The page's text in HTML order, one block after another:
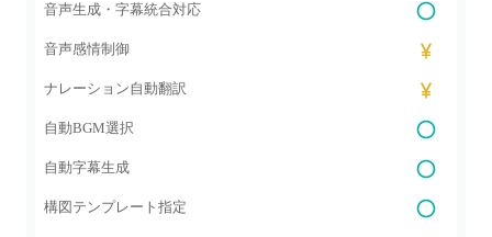
音声生成・字幕統合対応
音声感情制御
ナレーション自動翻訳
自動BGM選択
自動字幕生成
構図テンプレート指定